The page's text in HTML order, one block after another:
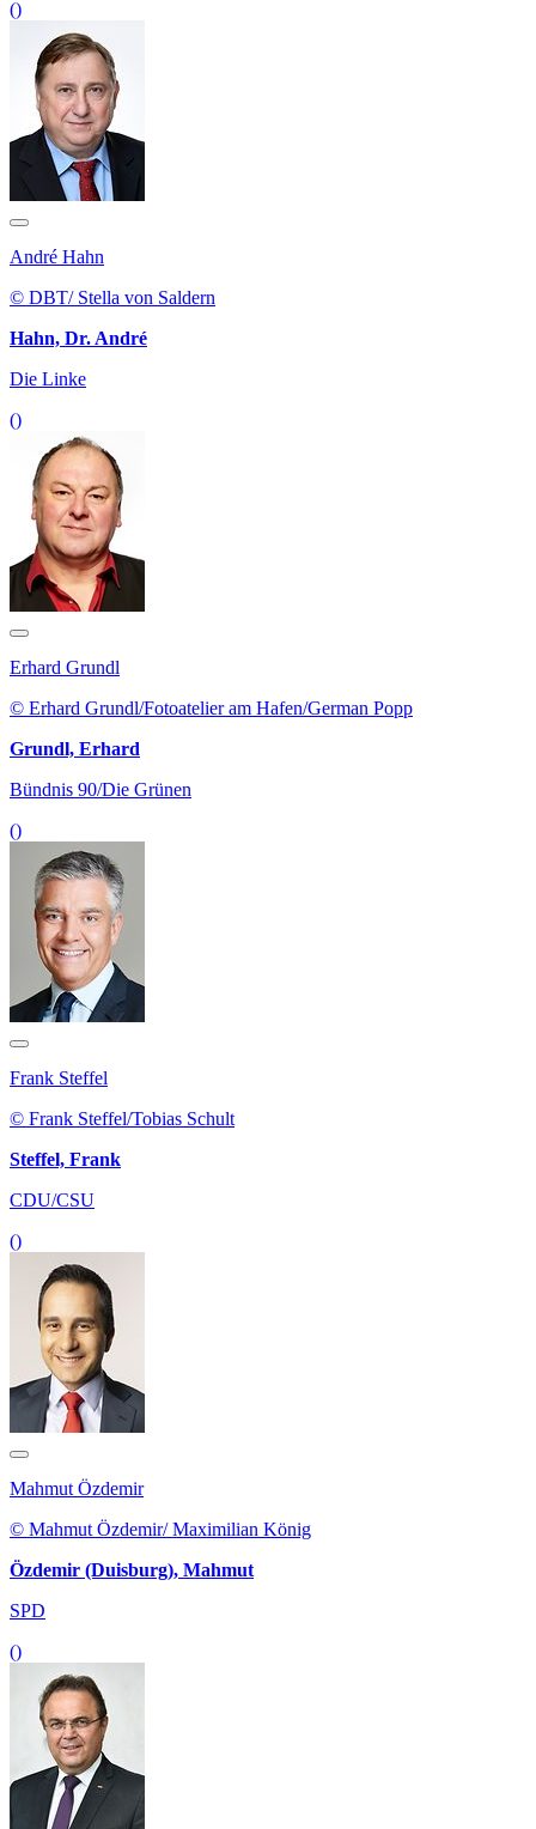
()
André Hahn
© DBT/ Stella von Saldern
Hahn, Dr. André
Die Linke
()
Erhard Grundl
© Erhard Grundl/Fotoatelier am Hafen/German Popp
Grundl, Erhard
Bündnis 90/Die Grünen
()
Frank Steffel
© Frank Steffel/Tobias Schult
Steffel, Frank
CDU/CSU
()
Mahmut Özdemir
© Mahmut Özdemir/ Maximilian König
Özdemir (Duisburg), Mahmut
SPD
()